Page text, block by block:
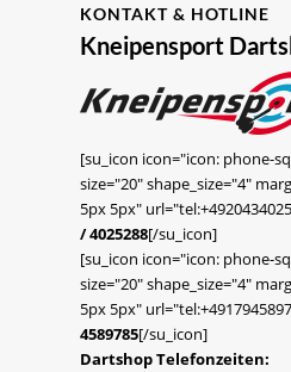
KONTAKT & HOTLINE
Kneipensport
[su_icon icon="icon: phone-
size="20" shape_size="4"
5px 5px"
/ 4025288[/su_icon]
[su_icon icon="icon: phone-
size="20" shape_size="4"
5px 5px"
4589785[/su_icon]
Dartshop Telefonzeiten: